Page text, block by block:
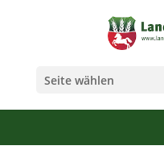
Seite wählen